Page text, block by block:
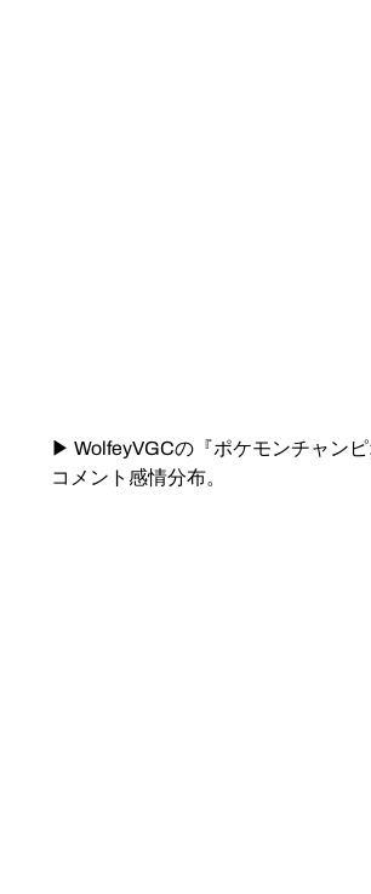
▶ WolfeyVGCの『ポケモンチャン
コメント感情分布。